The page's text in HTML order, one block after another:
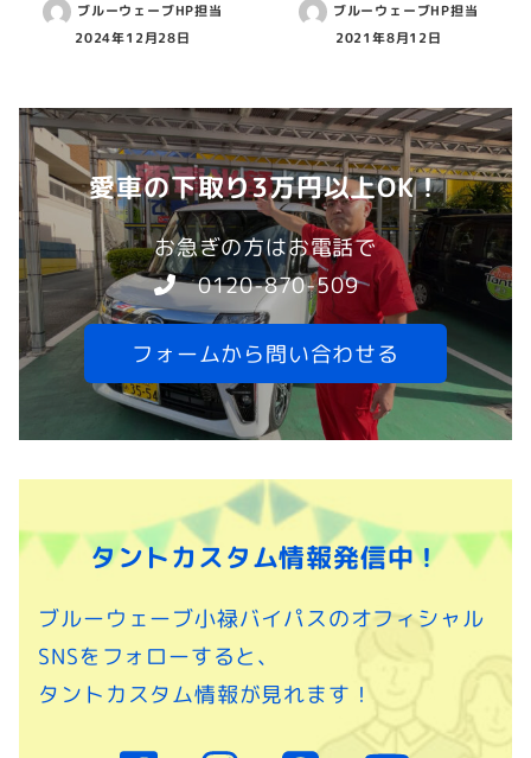
ブルーウェーブHP担当
2024年12月28日
ブルーウェーブHP担当
2021年8月12日
愛車の下取り3万円以上OK！
お急ぎの方はお電話で
0120-870-509
フォームから問い合わせる
タントカスタム情報発信中！
ブルーウェーブ小禄バイパスのオフィシャル
SNSをフォローすると、
タントカスタム情報が見れます！